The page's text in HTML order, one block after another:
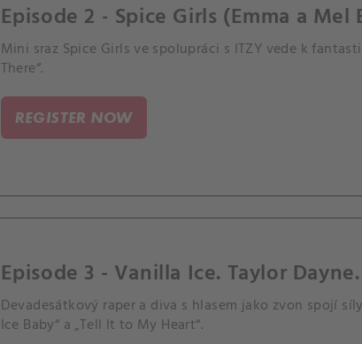
Episode 2 - Spice Girls (Emma a Mel
Mini sraz Spice Girls ve spolupráci s ITZY vede k
There“.
REGISTER NOW
Episode 3 - Vanilla Ice. Taylor
Devadesátkový raper a diva s hlasem jako zvon spojí
Ice Baby“ a „Tell It to My Heart“.